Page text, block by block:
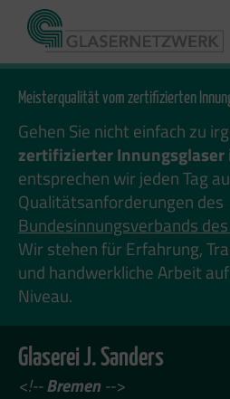
Zum
Inhalt
springen
Meisterqualität vom zertifizierten
Gehen Sie nicht einfach zu
zertifizierter Innungsglaser
entsprechen wir jeden Tag
Qualitätsanforderungen des
Bundesinnungsverbands
Wir stehen für Erfahrung,
und handwerkliche Arbeit
Niveau.
Glaserei J. Sanders
<!--Bremen -->